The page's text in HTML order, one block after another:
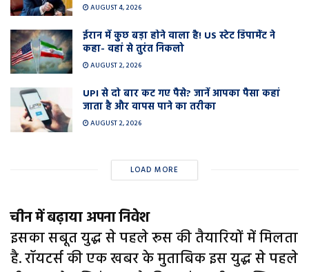
AUGUST 4, 2026
ईरान में कुछ बड़ा होने वाला है! US स्टेट डिपार्मेंट ने
कहा- वहां से तुरंत निकलो
AUGUST 2, 2026
UPI से दो बार कट गए पैसे? जानें आपका पैसा कहां
जाता है और वापस पाने का तरीका
AUGUST 2, 2026
LOAD MORE
चीन में बढ़ाया अपना निवेश
इसका सबूत युद्ध से पहले रूस की तैयारियों में मिलता
है. रॉयटर्स की एक खबर के मुताबिक इस युद्ध से पहले